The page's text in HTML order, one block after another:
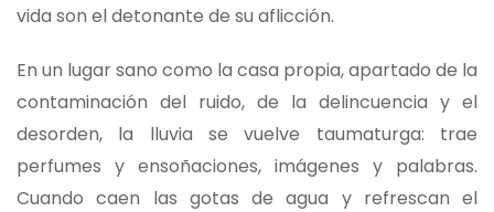
vida son el detonante de su aflicción.
En un lugar sano como la casa propia, apartado de la
contaminación del ruido, de la delincuencia y el
desorden, la lluvia se vuelve taumaturga: trae
perfumes y ensoñaciones, imágenes y palabras.
Cuando caen las gotas de agua y refrescan el